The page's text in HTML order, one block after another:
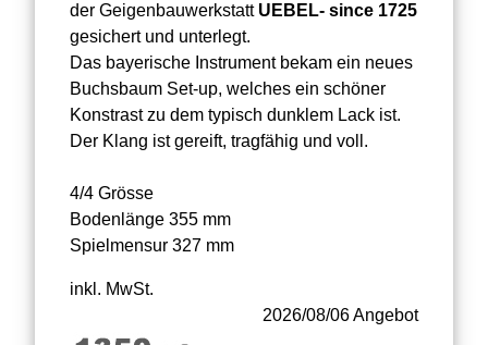
der Geigenbauwerkstatt UEBEL- since 1725
gesichert und unterlegt.
Das bayerische Instrument bekam ein neues
Buchsbaum Set-up, welches ein schöner
Konstrast zu dem typisch dunklem Lack ist.
Der Klang ist gereift, tragfähig und voll.
4/4 Grösse
Bodenlänge 355 mm
Spielmensur 327 mm
inkl. MwSt.
2026/08/06 Angebot